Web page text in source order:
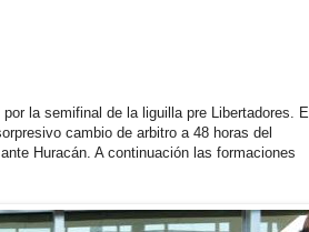
la semifinal de la liguilla pre Libertadores. El
cambio de arbitro a 48 horas del
Huracán. A continuación las formaciones